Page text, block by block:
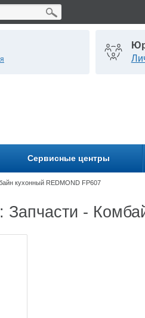
Сервисные центры
кухонный REDMOND FP607
Запчасти -